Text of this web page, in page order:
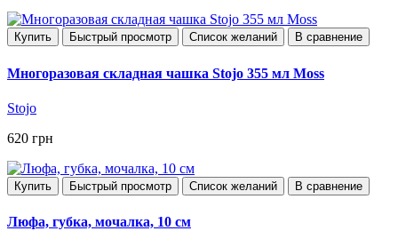
Купить Быстрый просмотр Список желаний В сравнение
Многоразовая складная чашка Stojo 355 мл Moss
Stojo
620 грн
Купить Быстрый просмотр Список желаний В сравнение
Люфа, губка, мочалка, 10 см